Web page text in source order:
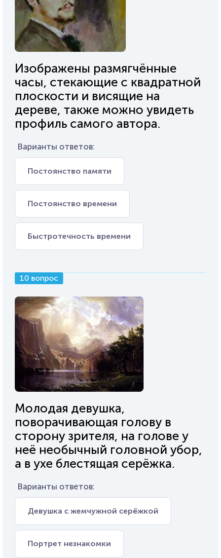
Изображены размягчённые
часы, стекающие с квадратной
плоскости и висящие на
дереве, также можно увидеть
профиль самого автора.
Варианты ответов:
Постоянство памяти
Постоянство времени
Быстротечность времени
10 вопрос
Молодая девушка,
поворачивающая голову в
сторону зрителя, на голове у
неё необычный головной убор,
а в ухе блестящая серёжка.
Варианты ответов:
Девушка с жемчужной серёжкой
Портрет незнакомки